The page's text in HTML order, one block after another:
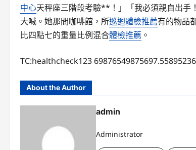
中心天秤座三階段考驗**！」「我必須親自出手
大喊。她那間咖啡館，所巡迴體檢推薦有的物品
比四點七的重量比例混合體檢推薦 。
TC:healthcheck123 69876549875697.55895236
About the Author
admin
Administrator